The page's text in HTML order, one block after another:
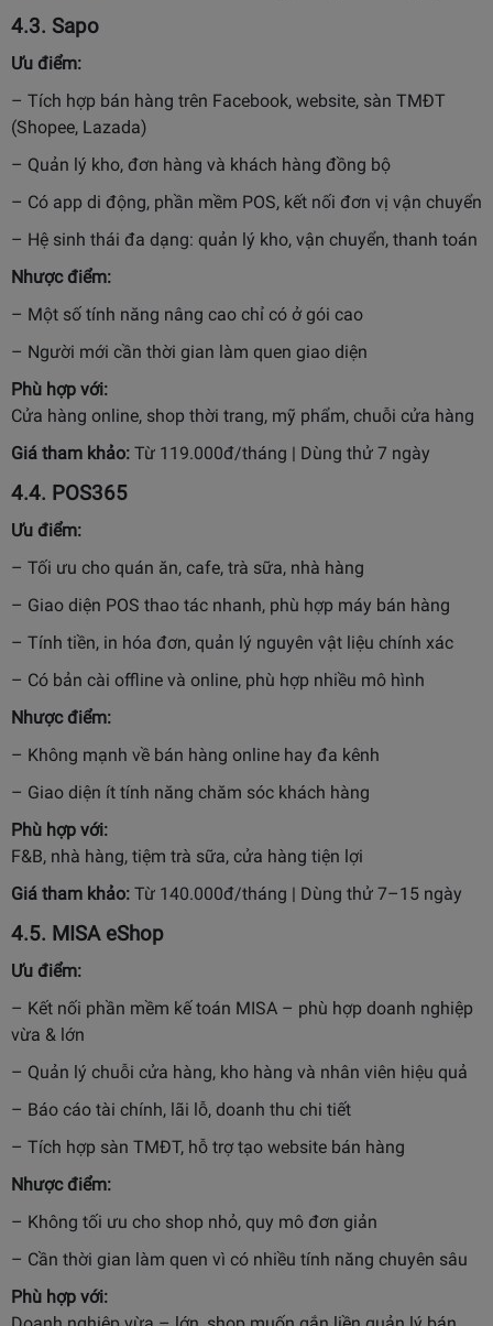
4.3. Sapo
Ưu điểm:
– Tích hợp bán hàng trên Facebook, website, sàn TMĐT
(Shopee, Lazada)
– Quản lý kho, đơn hàng và khách hàng đồng bộ
– Có app di động, phần mềm POS, kết nối đơn vị vận chuyển
– Hệ sinh thái đa dạng: quản lý kho, vận chuyển, thanh toán
Nhược điểm:
– Một số tính năng nâng cao chỉ có ở gói cao
– Người mới cần thời gian làm quen giao diện
Phù hợp với:
Cửa hàng online, shop thời trang, mỹ phẩm, chuỗi cửa hàng
Giá tham khảo: Từ 119.000đ/tháng | Dùng thử 7 ngày
4.4. POS365
Ưu điểm:
– Tối ưu cho quán ăn, cafe, trà sữa, nhà hàng
– Giao diện POS thao tác nhanh, phù hợp máy bán hàng
– Tính tiền, in hóa đơn, quản lý nguyên vật liệu chính xác
– Có bản cài offline và online, phù hợp nhiều mô hình
Nhược điểm:
– Không mạnh về bán hàng online hay đa kênh
– Giao diện ít tính năng chăm sóc khách hàng
Phù hợp với:
F&B, nhà hàng, tiệm trà sữa, cửa hàng tiện lợi
Giá tham khảo: Từ 140.000đ/tháng | Dùng thử 7–15 ngày
4.5. MISA eShop
Ưu điểm:
– Kết nối phần mềm kế toán MISA – phù hợp doanh nghiệp
vừa & lớn
– Quản lý chuỗi cửa hàng, kho hàng và nhân viên hiệu quả
– Báo cáo tài chính, lãi lỗ, doanh thu chi tiết
– Tích hợp sàn TMĐT, hỗ trợ tạo website bán hàng
Nhược điểm:
– Không tối ưu cho shop nhỏ, quy mô đơn giản
– Cần thời gian làm quen vì có nhiều tính năng chuyên sâu
Phù hợp với: